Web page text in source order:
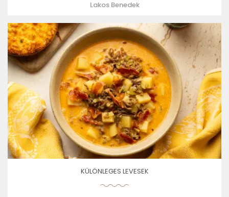
Lakos Benedek
KÜLÖNLEGES LEVESEK